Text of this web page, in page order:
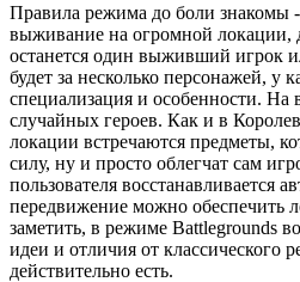
Правила режима до боли знакомы -
выживание на огромной локации,
останется один выживший игрок
будет за несколько персонажей, у
специализация и особенности. На
случайных героев. Как и в
локации встречаются предметы,
силу, ну и просто облегчат сам
пользователя восстанавливается
передвижение можно обеспечить
заметить, в режиме Battlegrounds
идеи и отличия от классического
действительно есть.